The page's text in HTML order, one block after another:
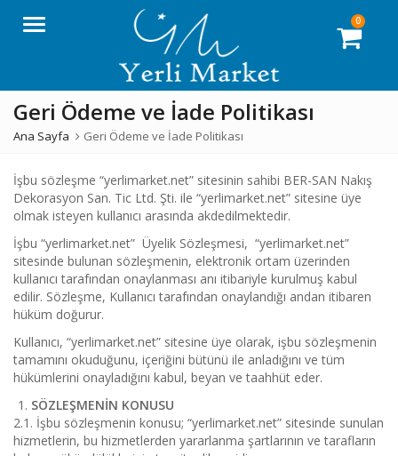
Menü 0
Geri Ödeme ve İade Politikası
Ana Sayfa Geri Ödeme ve İade Politikası
İşbu sözleşme “yerlimarket.net” sitesinin sahibi BER-SAN Nakış
Dekorasyon San. Tic Ltd. Şti. ile “yerlimarket.net” sitesine üye
olmak isteyen kullanıcı arasında akdedilmektedir.
İşbu “yerlimarket.net” Üyelik Sözleşmesi, “yerlimarket.net”
sitesinde bulunan sözleşmenin, elektronik ortam üzerinden
kullanıcı tarafından onaylanması anı itibariyle kurulmuş kabul
edilir. Sözleşme, Kullanıcı tarafından onaylandığı andan itibaren
hüküm doğurur.
Kullanıcı, “yerlimarket.net” sitesine üye olarak, işbu sözleşmenin
tamamını okuduğunu, içeriğini bütünü ile anladığını ve tüm
hükümlerini onayladığını kabul, beyan ve taahhüt eder.
SÖZLEŞMENİN KONUSU
2.1. İşbu sözleşmenin konusu; “yerlimarket.net” sitesinde sunulan
hizmetlerin, bu hizmetlerden yararlanma şartlarının ve tarafların